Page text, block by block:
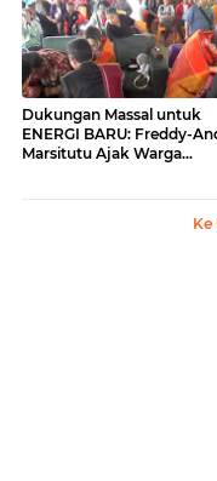
Dukungan Massal untuk
ENERGI BARU: Freddy-
Marsitutu Ajak Warga
Ke